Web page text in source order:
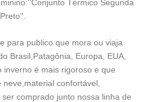
Térmico Segunda
para publico que mora ou viaja
Brasil,Patagônia, Europa, EUA,
é mais rigoroso e que
confortável,
comprado junto nossa linha de